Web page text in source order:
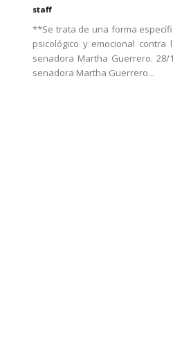
staff
**Se trata de una forma
psicológico y emocional contra
senadora Martha Guerrero. 28/
senadora Martha Guerrero...